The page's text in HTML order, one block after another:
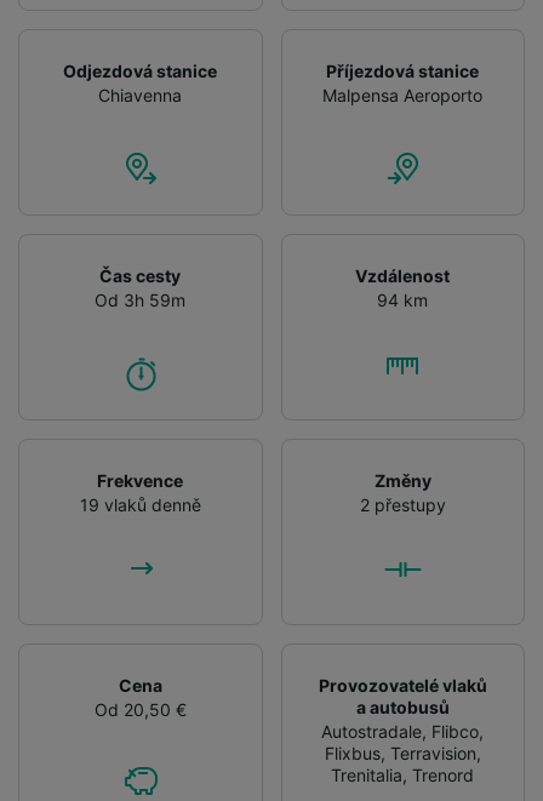
Odjezdová stanice
Chiavenna
Příjezdová stanice
Malpensa Aeroporto
Čas cesty
Od 3h 59m
Vzdálenost
94 km
Frekvence
19 vlaků denně
Změny
2 přestupy
Cena
Od 20,50 €
Provozovatelé vlaků
a autobusů
Autostradale, Flibco,
Flixbus, Terravision,
Trenitalia,Trenord